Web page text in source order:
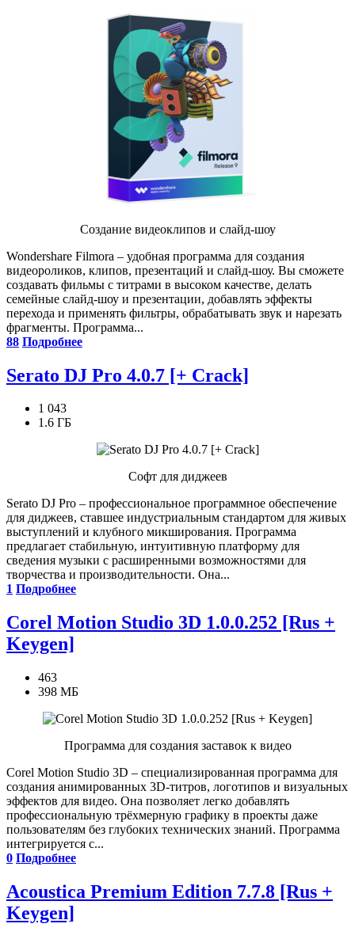
Создание видеоклипов и слайд-шоу
Wondershare Filmora – удобная программа для создания
видеороликов, клипов, презентаций и слайд-шоу. Вы сможете
создавать фильмы с титрами в высоком качестве, делать
семейные слайд-шоу и презентации, добавлять эффекты
перехода и применять фильтры, обрабатывать звук и нарезать
фрагменты. Программа...
88 Подробнее
Serato DJ Pro 4.0.7 [+ Crack]
1 043
1.6 ГБ
Софт для диджеев
Serato DJ Pro – профессиональное программное обеспечение
для диджеев, ставшее индустриальным стандартом для живых
выступлений и клубного микширования. Программа
предлагает стабильную, интуитивную платформу для
сведения музыки с расширенными возможностями для
творчества и производительности. Она...
1 Подробнее
Corel Motion Studio 3D 1.0.0.252 [Rus +
Keygen]
463
398 МБ
Программа для создания заставок к видео
Corel Motion Studio 3D – специализированная программа для
создания анимированных 3D-титров, логотипов и визуальных
эффектов для видео. Она позволяет легко добавлять
профессиональную трёхмерную графику в проекты даже
пользователям без глубоких технических знаний. Программа
интегрируется с...
0 Подробнее
Acoustica Premium Edition 7.7.8 [Rus +
Keygen]